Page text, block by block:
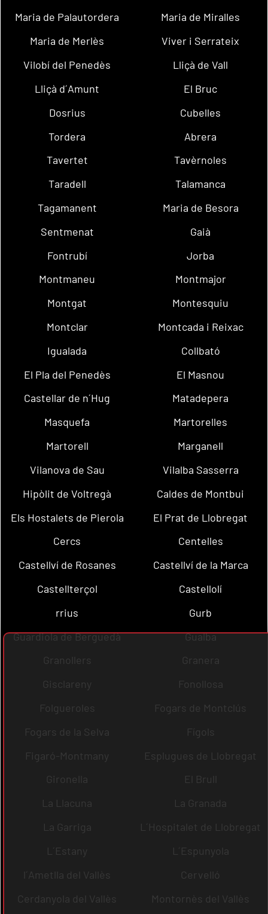
Maria de Palautordera
Maria de Miralles
Maria de Merlès
Viver i Serrateix
Vilobí del Penedès
Lliçà de Vall
Lliçà d´Amunt
El Bruc
Dosrius
Cubelles
Tordera
Abrera
Tavertet
Tavèrnoles
Taradell
Talamanca
Tagamanent
Maria de Besora
Sentmenat
Gaià
Fontrubí
Jorba
Montmaneu
Montmajor
Montgat
Montesquiu
Montclar
Montcada i Reixac
Igualada
Collbató
El Pla del Penedès
El Masnou
Castellar de n´Hug
Matadepera
Masquefa
Martorelles
Martorell
Marganell
Vilanova de Sau
Vilalba Sasserra
Hipòlit de Voltregà
Caldes de Montbui
Els Hostalets de Pierola
El Prat de Llobregat
Cercs
Centelles
Castellví de Rosanes
Castellví de la Marca
Castellterçol
Castellolí
rrius
Gurb
Guardiola de Berguedà
Gualba
Granollers
Granera
Gisclareny
Fonollosa
Folgueroles
Fogars de Montclús
Fogars de la Selva
Fígols
Figaró-Montmany
Esplugues de Llobregat
Gironella
El Brull
La Llacuna
La Granada
La Garriga
L´Hospitalet de Llobregat
L´Estany
L´Espunyola
l´Ametlla del Vallès
Cervelló
Cerdanyola del Vallès
Montornès del Vallès